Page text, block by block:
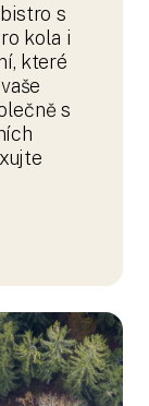
s
kola i
které
s